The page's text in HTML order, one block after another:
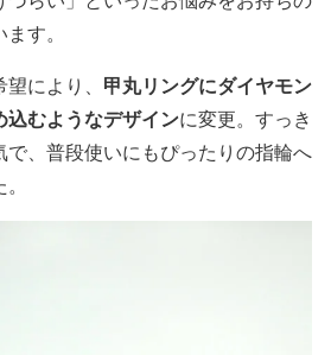
す。
により、 甲丸リングにダイヤモン
込むようなデザインに変更。すっき
で、普段使いにもぴったりの指輪へ